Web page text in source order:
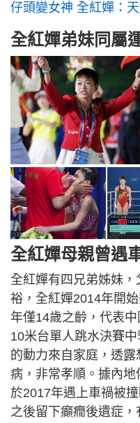
仔頭變女神 全紅嬋：
全紅嬋弟妹同屬
全紅嬋母親曾遇
全紅嬋有四兄弟姊妹
裕，全紅嬋2014年開
年僅14歲之齡，代表
10米台單人跳水決賽
的動力來自家庭，透
病，非常孝順。據內
於2017年遇上車禍被
之後留下癲癇後遺症，